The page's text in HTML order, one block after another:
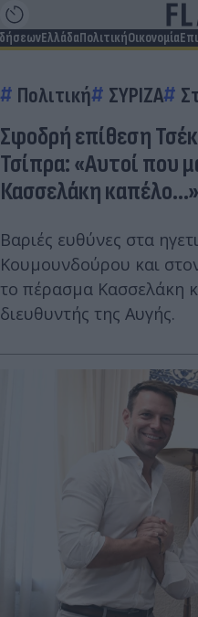
ΕλλάδαΠολιτικήΟικονομία
Πολιτική ΣΥΡΙΖΑ
Σφοδρή επίθεση
Τσίπρα: «Αυτoί που
Κασσελάκη καπέλο...»
Βαριές ευθύνες στα
Κουμουνδούρου και
το πέρασμα Κασσελάκη
διευθυντής της Αυγής.